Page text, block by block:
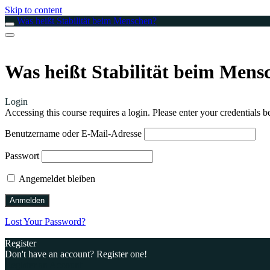
Skip to content
Was heißt Stabilität beim Menschen?
Was heißt Stabilität beim
Login
Accessing this course requires a login. Please enter your credentials
Benutzername oder E-Mail-Adresse
Passwort
Angemeldet bleiben
Lost Your Password?
Register
Don't have an account? Register one!